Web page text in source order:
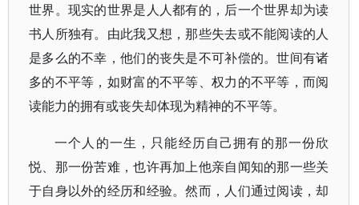
世界。现实的世界是人人都有的，后一个世界却为读
书人所独有。由此我又想，那些失去或不能阅读的人
是多么的不幸，他们的丧失是不可补偿的。世间有诸
多的不平等，如财富的不平等、权力的不平等，而阅
读能力的拥有或丧失却体现为精神的不平等。
一个人的一生，只能经历自己拥有的那一份欣
悦、那一份苦难，也许再加上他亲自闻知的那一些关
于自身以外的经历和经验。然而，人们通过阅读，却